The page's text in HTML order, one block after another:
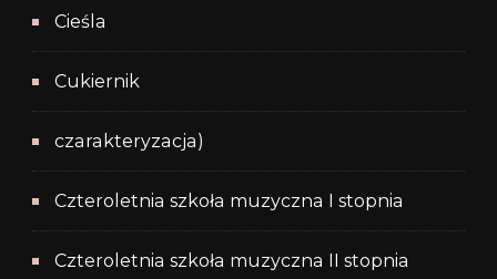
Cieśla
Cukiernik
czarakteryzacja)
Czteroletnia szkoła muzyczna I stopnia
Czteroletnia szkoła muzyczna II stopnia